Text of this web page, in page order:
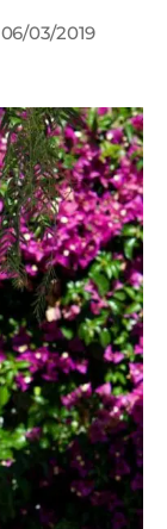
06/03/2019